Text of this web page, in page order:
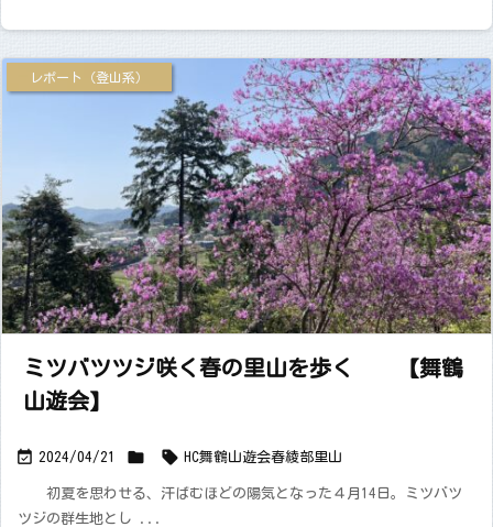
ミツバツツジ咲く春の里山を歩く 【舞鶴
山遊会】
 2024/04/21 
レポート（登山系）
 HC舞鶴山遊会春綾部里山
初夏を思わせる、汗ばむほどの陽気となった４月14日。ミツバツ
ツジの群生地とし ...